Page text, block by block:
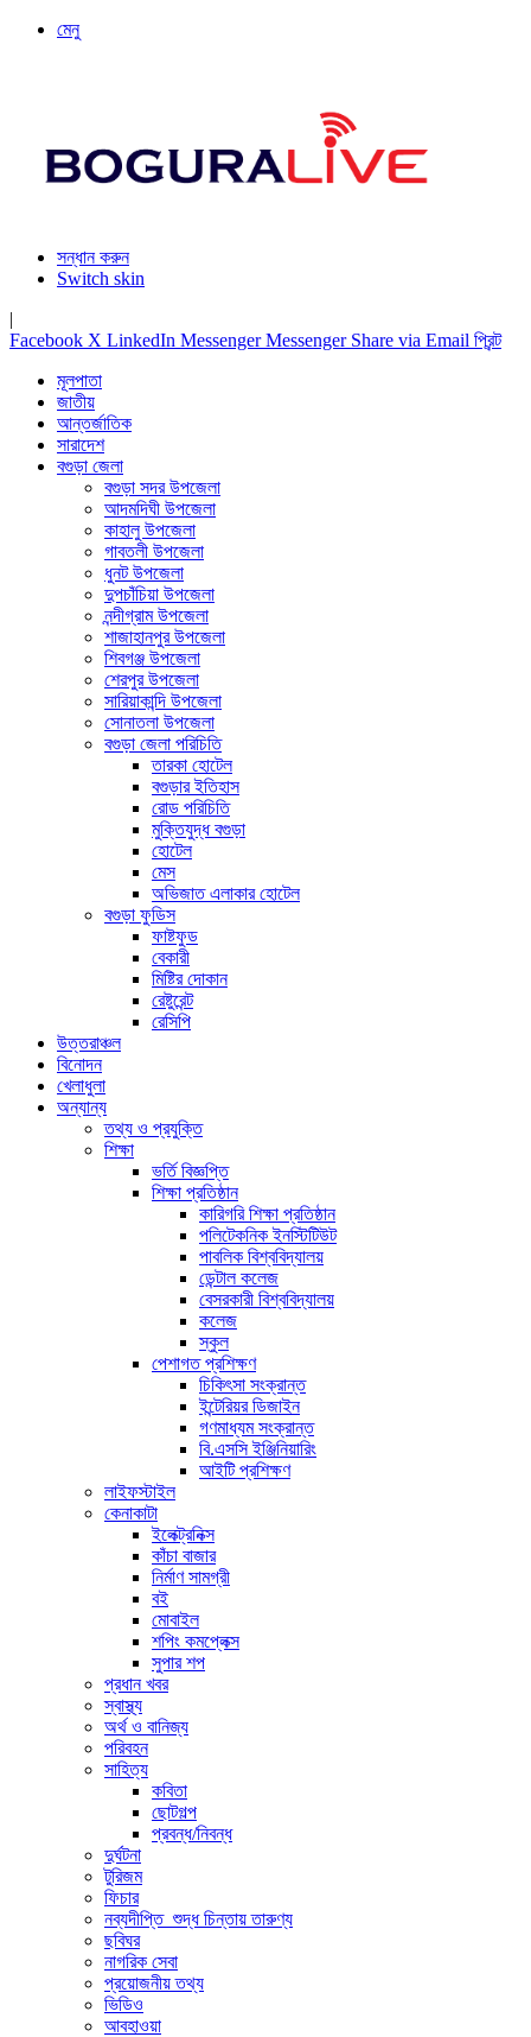
মেনু
সন্ধান করুন
Switch skin
|
Facebook X LinkedIn Messenger Messenger Share via Email প্রিন্ট
মূলপাতা
জাতীয়
আন্তর্জাতিক
সারাদেশ
বগুড়া জেলা
বগুড়া সদর উপজেলা
আদমদিঘী উপজেলা
কাহালু উপজেলা
গাবতলী উপজেলা
ধুনট উপজেলা
দুপচাঁচিয়া উপজেলা
নন্দীগ্রাম উপজেলা
শাজাহানপুর উপজেলা
শিবগঞ্জ উপজেলা
শেরপুর উপজেলা
সারিয়াকান্দি উপজেলা
সোনাতলা উপজেলা
বগুড়া জেলা পরিচিতি
তারকা হোটেল
বগুড়ার ইতিহাস
রোড পরিচিতি
মুক্তিযুদ্ধ বগুড়া
হোটেল
মেস
অভিজাত এলাকার হোটেল
বগুড়া ফুডিস
ফাষ্টফুড
বেকারী
মিষ্টির দোকান
রেষ্টুরেন্ট
রেসিপি
উত্তরাঞ্চল
বিনোদন
খেলাধুলা
অন্যান্য
তথ্য ও প্রযুক্তি
শিক্ষা
ভর্তি বিজ্ঞপ্তি
শিক্ষা প্রতিষ্ঠান
কারিগরি শিক্ষা প্রতিষ্ঠান
পলিটেকনিক ইনস্টিটিউট
পাবলিক বিশ্ববিদ্যালয়
ডেন্টাল কলেজ
বেসরকারী বিশ্ববিদ্যালয়
কলেজ
স্কুল
পেশাগত প্রশিক্ষণ
চিকিৎসা সংক্রান্ত
ইন্টেরিয়র ডিজাইন
গণমাধ্যম সংক্রান্ত
বি.এসসি ইঞ্জিনিয়ারিং
আইটি প্রশিক্ষণ
লাইফস্টাইল
কেনাকাটা
ইলেক্ট্রনিক্স
কাঁচা বাজার
নির্মাণ সামগ্রী
বই
মোবাইল
শপিং কমপ্লেক্স
সুপার শপ
প্রধান খবর
স্বাস্থ্য
অর্থ ও বানিজ্য
পরিবহন
সাহিত্য
কবিতা
ছোটগল্প
প্রবন্ধ/নিবন্ধ
দুর্ঘটনা
টুরিজম
ফিচার
নব্যদীপ্তি_শুদ্ধ চিন্তায় তারুণ্য
ছবিঘর
নাগরিক সেবা
প্রয়োজনীয় তথ্য
ভিডিও
আবহাওয়া